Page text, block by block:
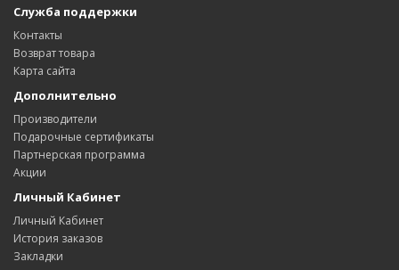
Служба поддержки
Контакты
Возврат товара
Карта сайта
Дополнительно
Производители
Подарочные сертификаты
Партнерская программа
Акции
Личный Кабинет
Личный Кабинет
История заказов
Закладки